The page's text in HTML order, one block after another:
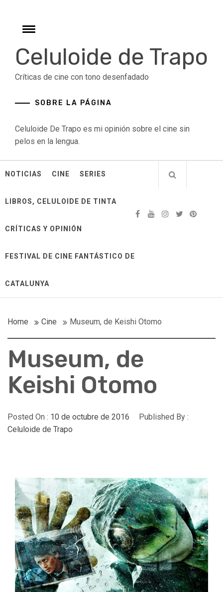
contentToggle
Celuloide de Trapo
Críticas de cine con tono desenfadado
SOBRE LA PÁGINA
Celuloide De Trapo es mi opinión sobre el cine sin
pelos en la lengua.
NOTICIAS CINE SERIES
LIBROS, CELULOIDE DE TINTA
CRÍTICAS Y OPINIÓN
FESTIVAL DE CINE FANTÁSTICO DE
CATALUNYA
Home Cine Museum, de Keishi Otomo
Museum, de
Keishi Otomo
Posted On : 10 de octubre de 2016
Published By :
Celuloide de Trapo